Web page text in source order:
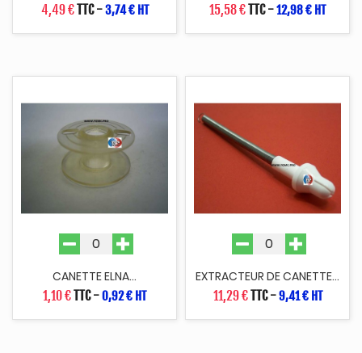
4,49 €TTC-3,74 € HT
15,58 €TTC-12,98 € HT
CANETTE ELNA...
1,10 €TTC-0,92 € HT
EXTRACTEUR DE CANETTE...
11,29 €TTC-9,41 € HT